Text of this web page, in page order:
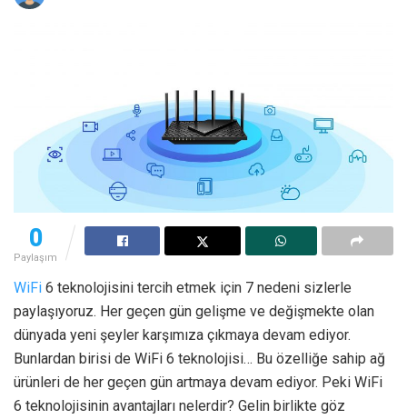
0
Paylaşım
WiFi 6 teknolojisini tercih etmek için 7 nedeni sizlerle
paylaşıyoruz. Her geçen gün gelişme ve değişmekte olan
dünyada yeni şeyler karşımıza çıkmaya devam ediyor.
Bunlardan birisi de WiFi 6 teknolojisi… Bu özelliğe sahip ağ
ürünleri de her geçen gün artmaya devam ediyor. Peki WiFi
6 teknolojisinin avantajları nelerdir? Gelin birlikte göz